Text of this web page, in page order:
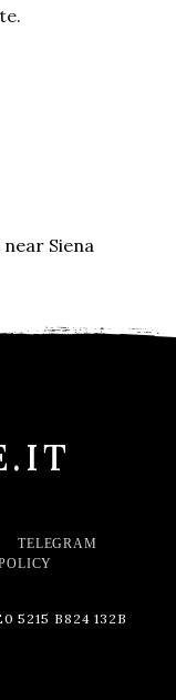
Siena
TELEGRAM
5215 B824 132B